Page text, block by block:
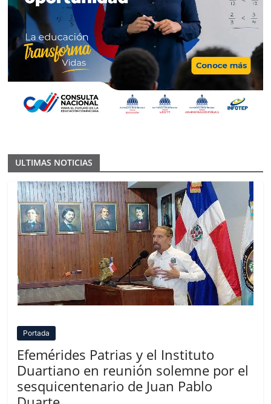
ULTIMAS NOTICIAS
Portada
Efemérides Patrias y el Instituto
Duartiano en reunión solemne por el
sesquicentenario de Juan Pablo